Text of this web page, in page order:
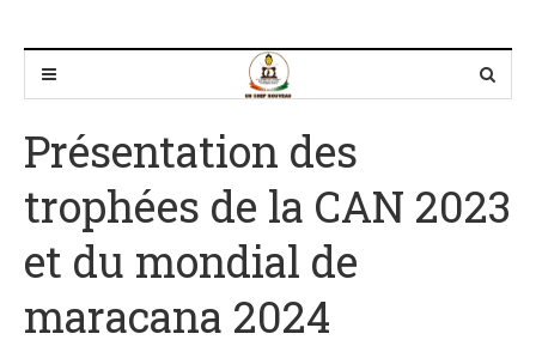
Présentation des
trophées de la CAN 2023
et du mondial de
maracana 2024